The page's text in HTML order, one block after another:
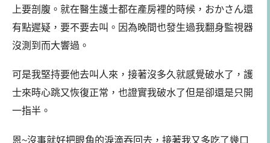
上要剖腹。就在醫生護士都在產房裡的時候，おかさん還
有點遲疑，要不要去叫。因為晚間也發生過我翻身監視器
沒測到而大響過。
可是我堅持要他去叫人來，接著沒多久就感覺破水了，護
士來時心跳又恢復正常，也證實我破水了但是卻還是只開
一指半。
恩~沒事就好把眼角的淚滴吞回去，接著我又多吃了幾口